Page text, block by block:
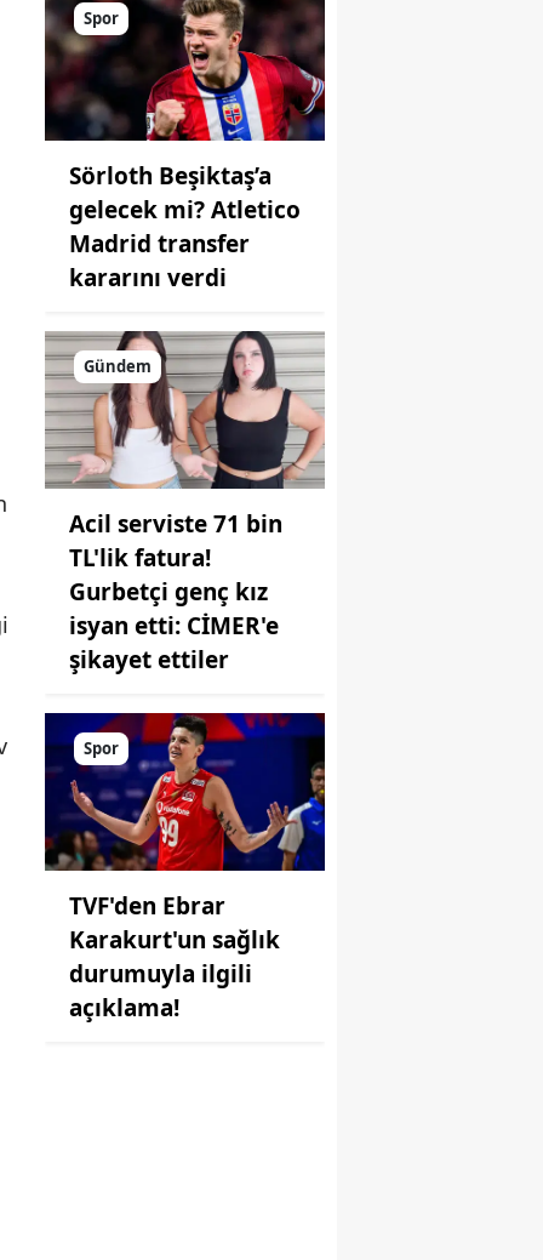
Spor
Sörloth Beşiktaş’a
gelecek mi? Atletico
Madrid transfer
kararını verdi
Gündem
Acil serviste 71 bin
TL'lik fatura!
Gurbetçi genç kız
isyan etti: CİMER'e
şikayet ettiler
Spor
TVF'den Ebrar
Karakurt'un sağlık
durumuyla ilgili
açıklama!